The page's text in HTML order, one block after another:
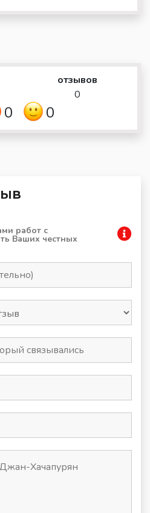
отзывов
0
0 0
работ с
Ваших честных